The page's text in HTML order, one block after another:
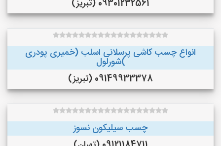
09301232561 (تبریز)
انواع چسب کاشی پرسلانی اسلب (خمیری پودری
)شورلول
09149933378 (تبریز)
چسب سیلیکون نسوز